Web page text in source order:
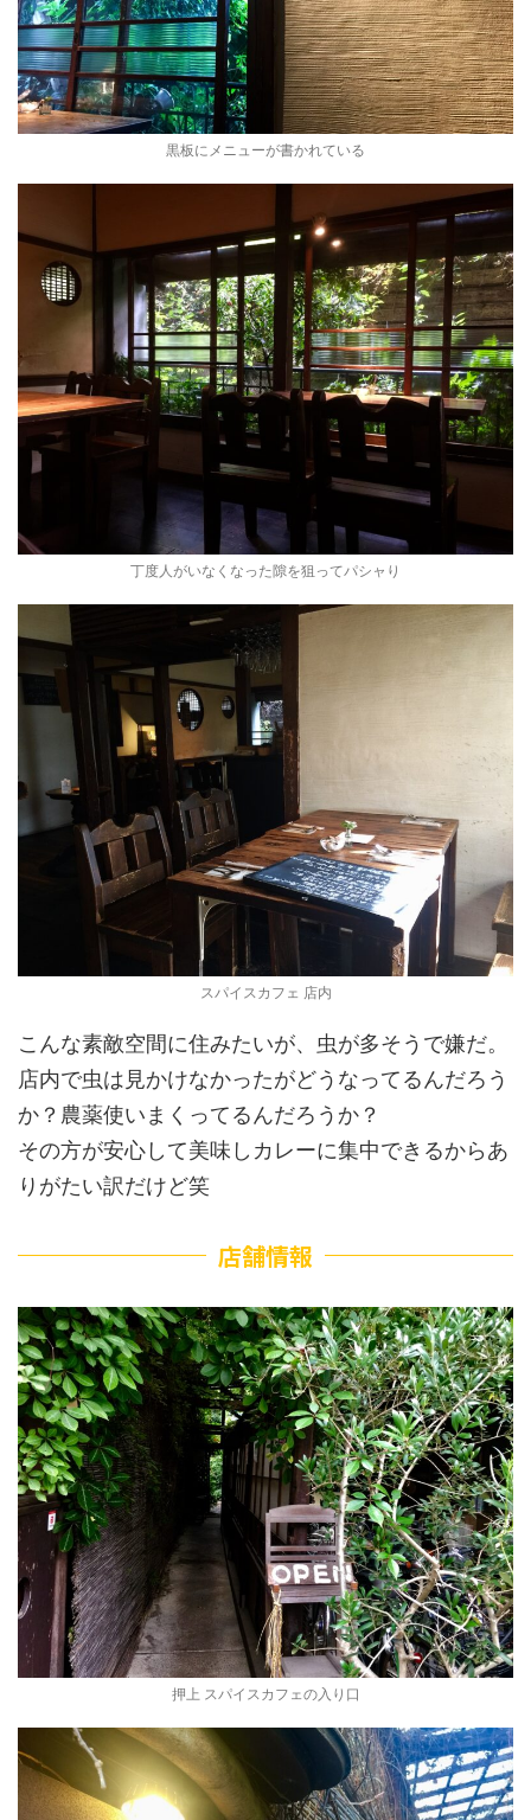
黒板にメニューが書かれている
丁度人がいなくなった隙を狙ってパシャり
スパイスカフェ 店内
こんな素敵空間に住みたいが、虫が多そうで嫌だ。
店内で虫は見かけなかったがどうなってるんだろう
か？農薬使いまくってるんだろうか？
その方が安心して美味しカレーに集中できるからあ
りがたい訳だけど笑
店舗情報
押上 スパイスカフェの入り口